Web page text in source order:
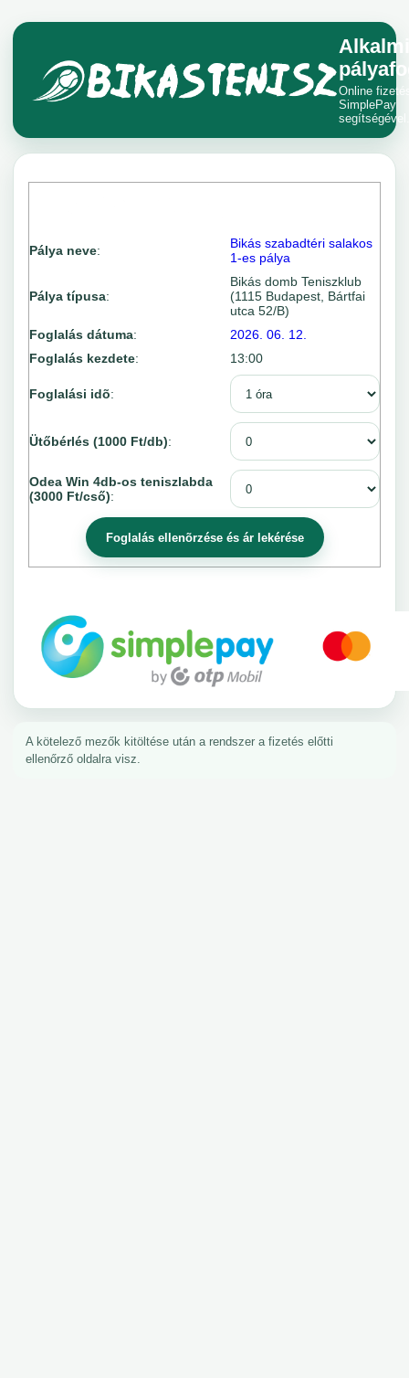
Alkalmi
Online
SimplePay
segítségével.
Pálya neve:
Bikás szabadtéri salakos
1-es pálya
Pálya típusa:
Bikás domb Teniszklub
(1115 Budapest, Bártfai
utca 52/B)
Foglalás dátuma:
2026. 06. 12.
Foglalás kezdete: 13:00
Foglalási idõ:
Ütőbérlés (1000 Ft/db):
Odea Win 4db-os teniszlabda
(3000 Ft/cső):
A kötelező mezők kitöltése után a rendszer a fizetés előtti
ellenőrző oldalra visz.